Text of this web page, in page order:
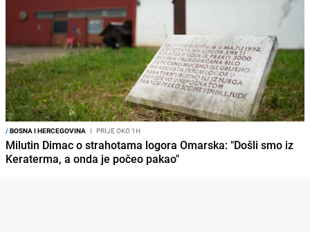
/BOSNA I HERCEGOVINA I PRIJE OKO 1H
Milutin Dimac o strahotama logora Omarska: "Došli smo iz
Keraterma, a onda je počeo pakao"